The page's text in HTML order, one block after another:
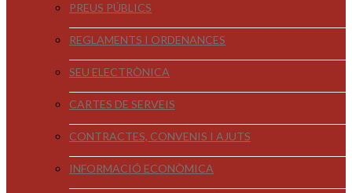
PREUS PÚBLICS
REGLAMENTS I ORDENANCES
SEU ELECTRÒNICA
CARTES DE SERVEIS
CONTRACTES, CONVENIS I AJUTS
INFORMACIÓ ECONÒMICA